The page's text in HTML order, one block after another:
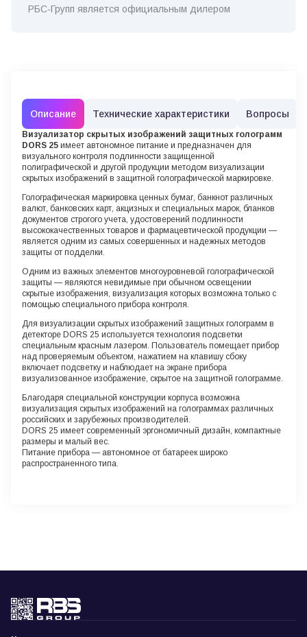
РБС-Групп является официальным дилером
Описание Технические характеристики Вопросы
Визуализатор скрытых изображений защитных голограмм
DORS 25 имеет автономное питание и предназначен для
визуального контроля подлинности защищенной
полиграфической и другой продукции методом визуализации
скрытых изображений в защитной голографической маркировке.
Голографическая маркировка ценных бумаг, банкнот различных
валют, банковских карт, акцизных и специальных марок, бланков
документов строгого учета, удостоверений подлинности
высококачественных товаров и фармацевтической продукции —
является одним из самых совершенных и надежных методов
защиты от подделки.
Одним из важных элементов многоуровневой голографической
защиты — являются невидимые при обычном освещении
скрытые изображения, визуализация которых возможна только с
помощью специального прибора контроля.
Для визуализации скрытых изображений защитных голограмм в
детекторе DORS 25 используется технология подсветки
специальным красным лазером. Пользователь помещает прибор
над проверяемым объектом, нажатием на клавишу сбоку
включает подсветку и наблюдает на экране прибора
визуализованное изображение, скрытое на защитной голограмме.
Благодаря специальной конструкции корпуса возможна
визуализация скрытых изображений на голограммах различных
российских и зарубежных производителей.
DORS 25 имеет современный эргономичный дизайн, компактные
размеры и малый вес.
Питание прибора — автономное от батареек широко
распространенного типа.